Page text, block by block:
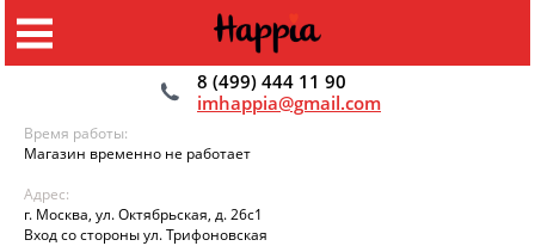
8 (499) 444 11 90
imhappia@gmail.com
Время работы:
Магазин временно не работает
Адрес:
г. Москва, ул. Октябрьская, д. 26с1
Вход со стороны ул. Трифоновская